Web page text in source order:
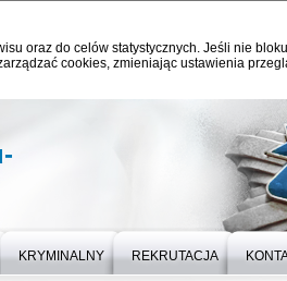
oraz do celów statystycznych. Jeśli nie
cookies, zmieniając ustawienia
KRYMINALNY REKRUTACJA